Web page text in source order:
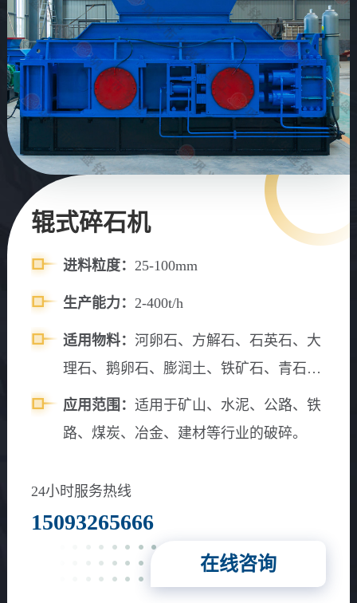
辊式碎石机
进料粒度： 25-100mm
生产能力： 2-400t/h
适用物料： 河卵石、方解石、石英石、大
理石、鹅卵石、膨润土、铁矿石、青石、
山石、水渣、石灰石、风化砂、辉绿岩、
花岗岩、玄武岩等
应用范围： 适用于矿山、水泥、公路、铁
路、煤炭、冶金、建材等行业的破碎。
24小时服务热线
15093265666
在线咨询